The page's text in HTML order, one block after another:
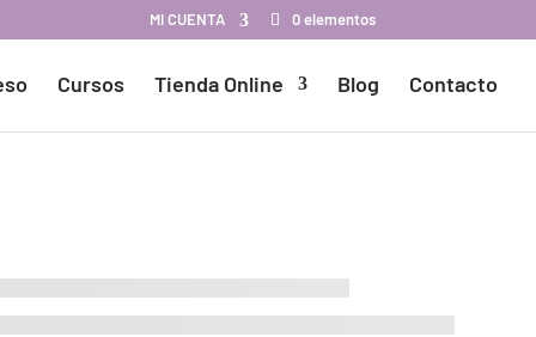
MI CUENTA 0 elementos
Cursos Tienda Online Blog Contacto